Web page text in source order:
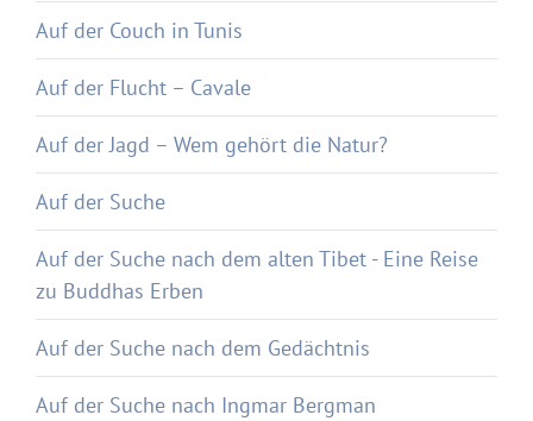
Auf der Couch in Tunis
Auf der Flucht – Cavale
Auf der Jagd – Wem gehört die Natur?
Auf der Suche
Auf der Suche nach dem alten Tibet - Eine Reise
zu Buddhas Erben
Auf der Suche nach dem Gedächtnis
Auf der Suche nach Ingmar Bergman